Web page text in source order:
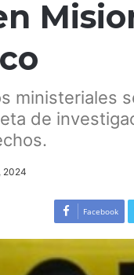
ministeriales
de
2024
Facebook